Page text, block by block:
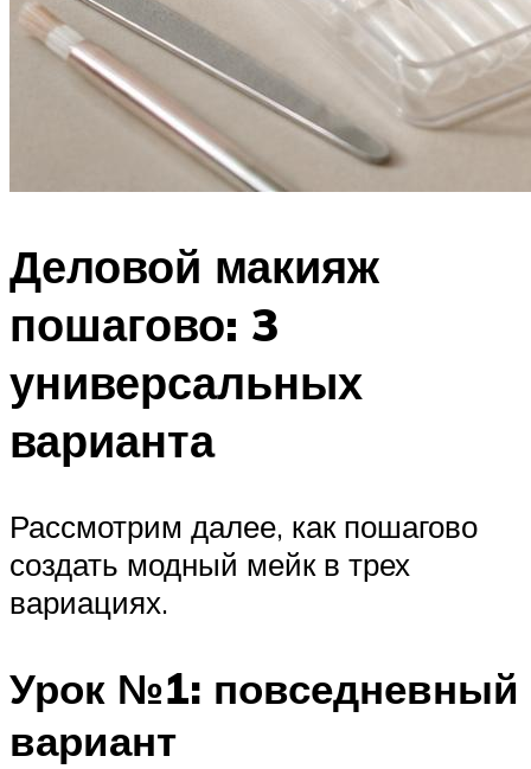
Деловой макияж
пошагово: 3
универсальных
варианта
Рассмотрим далее, как пошагово
создать модный мейк в трех
вариациях.
Урок №1: повседневный
вариант